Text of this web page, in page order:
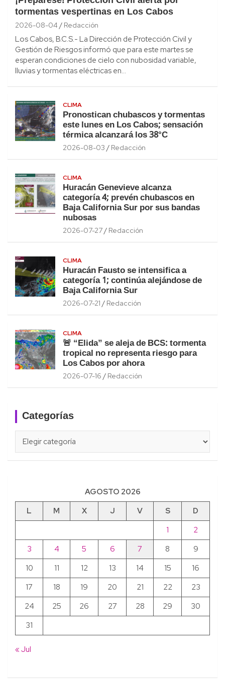
tormentas vespertinas en Los Cabos
2026-08-04 Redacción
Los Cabos, B.C.S.- La Dirección de Protección Civil y
Gestión de Riesgos informó que para este martes se
esperan condiciones de cielo con nubosidad variable,
lluvias y tormentas eléctricas en…
CLIMA
Pronostican chubascos y tormentas
este lunes en Los Cabos; sensación
térmica alcanzará los 38°C
2026-08-03 Redacción
CLIMA
Huracán Genevieve alcanza
categoría 4; prevén chubascos en
Baja California Sur por sus bandas
nubosas
2026-07-27 Redacción
CLIMA
Huracán Fausto se intensifica a
categoría 1; continúa alejándose de
Baja California Sur
2026-07-21 Redacción
CLIMA
🚨 “Elida” se aleja de BCS: tormenta
tropical no representa riesgo para
Los Cabos por ahora
2026-07-16 Redacción
Categorías
AGOSTO 2026
L
M X J V S
D
1
2
3
4 5 6 7 8
9
10
11 12 13 14 15
16
17
18 19 20 21 22
23
24
25 26 27 28 29
30
31
« Jul